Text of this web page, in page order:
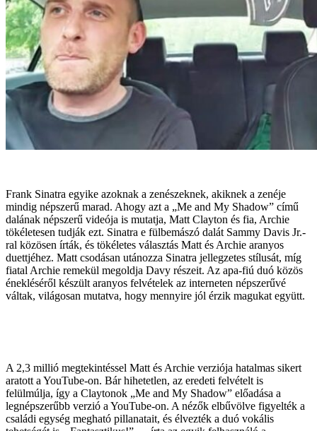
Frank Sinatra egyike azoknak a zenészeknek, akiknek a zenéje
mindig népszerű marad. Ahogy azt a „Me and My Shadow” című
dalának népszerű videója is mutatja, Matt Clayton és fia, Archie
tökéletesen tudják ezt. Sinatra e fülbemászó dalát Sammy Davis Jr.-
ral közösen írták, és tökéletes választás Matt és Archie aranyos
duettjéhez. Matt csodásan utánozza Sinatra jellegzetes stílusát, míg
fiatal Archie remekül megoldja Davy részeit. Az apa-fiú duó közös
énekléséről készült aranyos felvételek az interneten népszerűvé
váltak, világosan mutatva, hogy mennyire jól érzik magukat együtt.
A 2,3 millió megtekintéssel Matt és Archie verziója hatalmas sikert
aratott a YouTube-on. Bár hihetetlen, az eredeti felvételt is
felülmúlja, így a Claytonok „Me and My Shadow” előadása a
legnépszerűbb verzió a YouTube-on. A nézők elbűvölve figyelték a
családi egység megható pillanatait, és élvezték a duó vokális